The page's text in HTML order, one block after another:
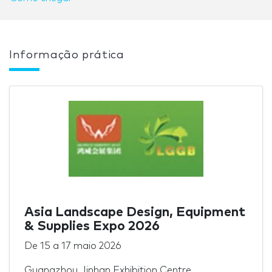
Informação prática
Asia Landscape Design, Equipment
& Supplies Expo 2026
De 15 a 17 maio 2026
Guangzhou Jinhan Exhibition Centre